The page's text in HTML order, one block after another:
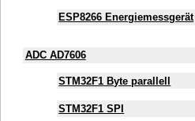
ESP8266 Energiemessgerät
ADC AD7606
STM32F1 Byte parallell
STM32F1 SPI